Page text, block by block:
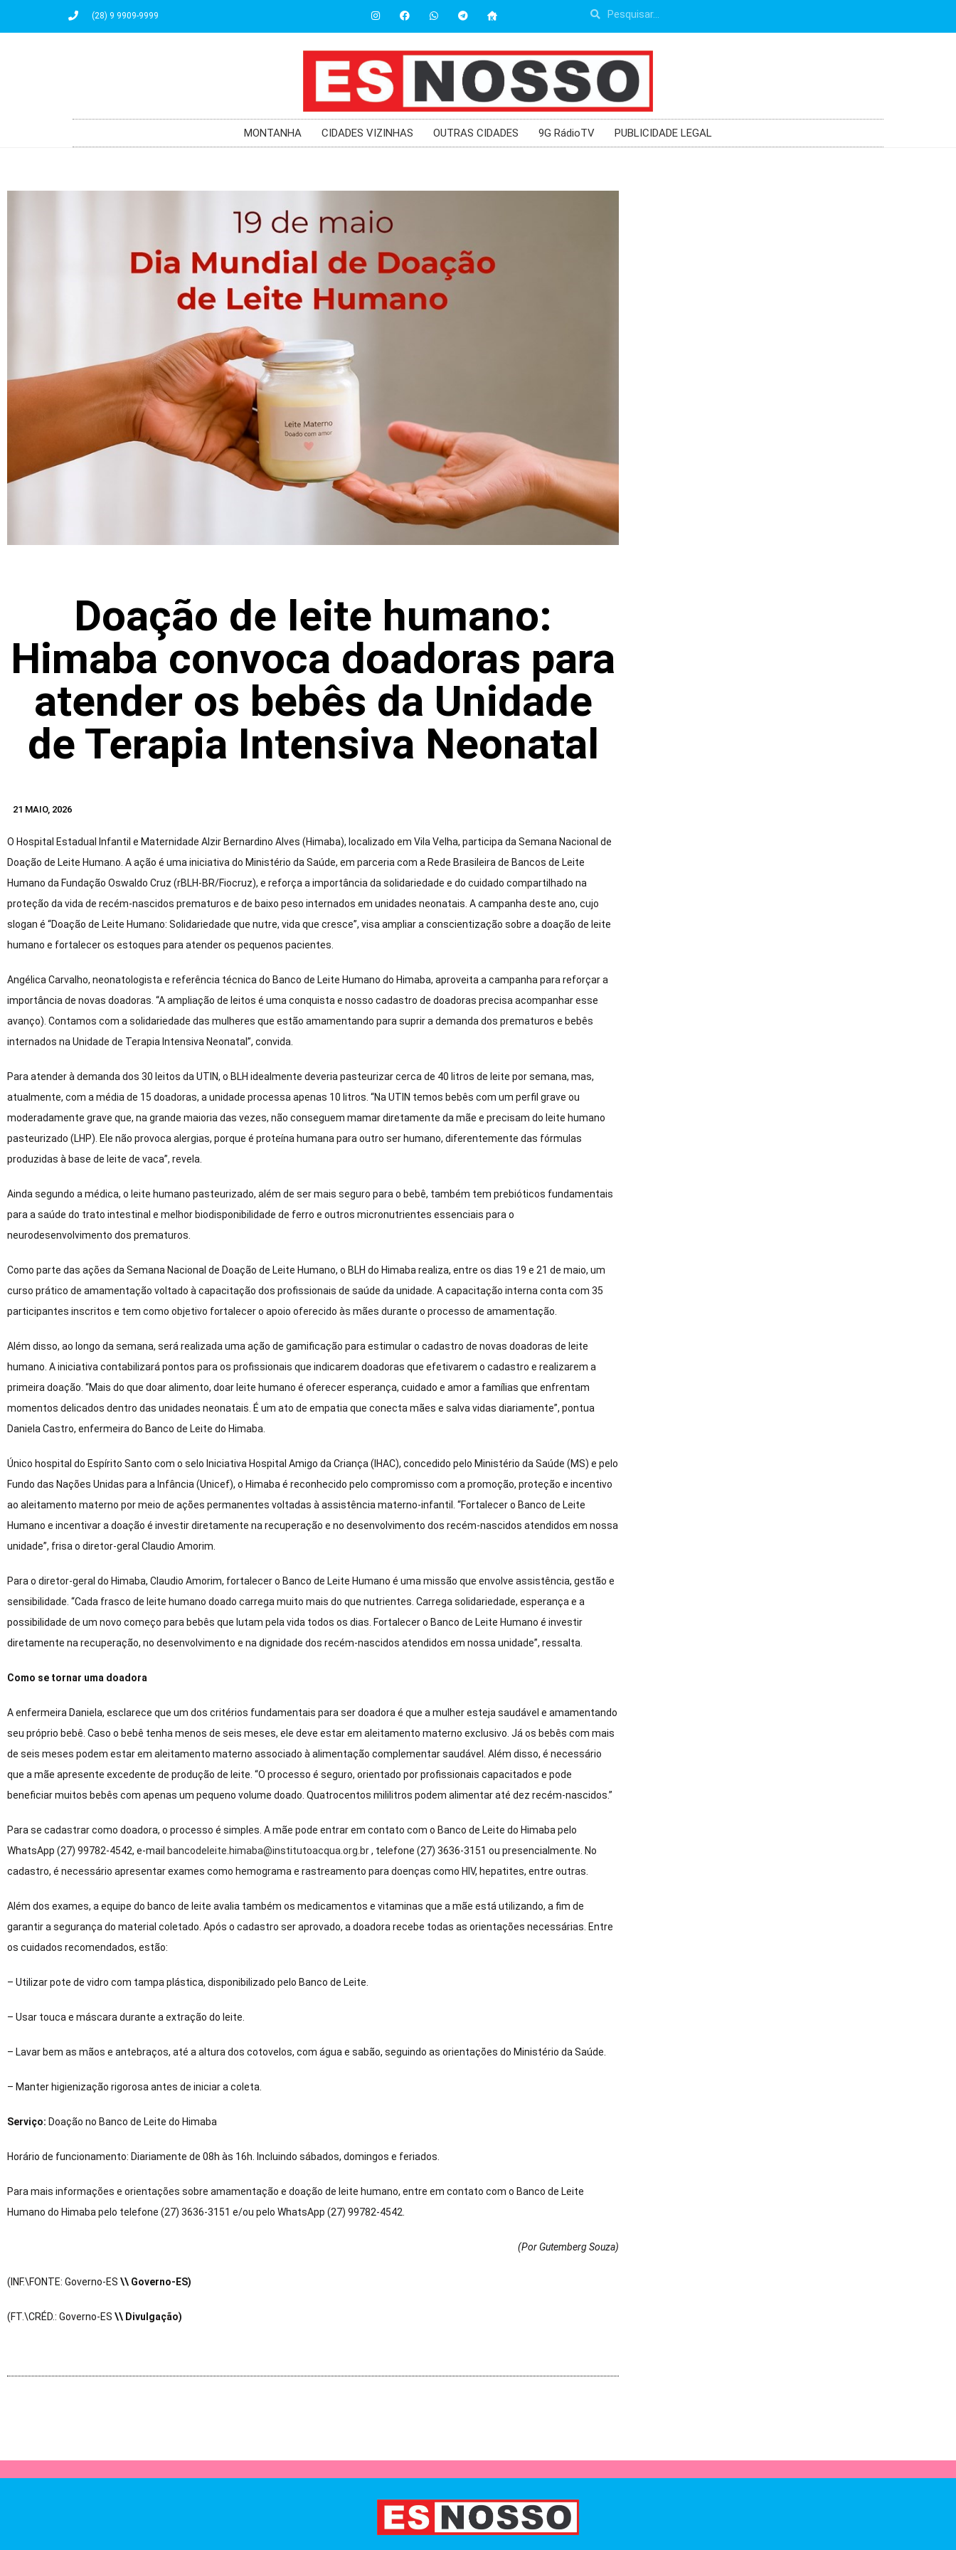
(28) 9 9909-9999
MONTANHA CIDADES VIZINHAS OUTRAS CIDADES 9G RádioTV PUBLICIDADE LEGAL
Doação de leite humano:
Himaba convoca doadoras para
atender os bebês da Unidade
de Terapia Intensiva Neonatal
21 MAIO, 2026
O Hospital Estadual Infantil e Maternidade Alzir Bernardino Alves (Himaba), localizado em Vila Velha, participa da Semana Nacional de
Doação de Leite Humano. A ação é uma iniciativa do Ministério da Saúde, em parceria com a Rede Brasileira de Bancos de Leite
Humano da Fundação Oswaldo Cruz (rBLH-BR/Fiocruz), e reforça a importância da solidariedade e do cuidado compartilhado na
proteção da vida de recém-nascidos prematuros e de baixo peso internados em unidades neonatais. A campanha deste ano, cujo
slogan é “Doação de Leite Humano: Solidariedade que nutre, vida que cresce”, visa ampliar a conscientização sobre a doação de leite
humano e fortalecer os estoques para atender os pequenos pacientes.
Angélica Carvalho, neonatologista e referência técnica do Banco de Leite Humano do Himaba, aproveita a campanha para reforçar a
importância de novas doadoras. “A ampliação de leitos é uma conquista e nosso cadastro de doadoras precisa acompanhar esse
avanço). Contamos com a solidariedade das mulheres que estão amamentando para suprir a demanda dos prematuros e bebês
internados na Unidade de Terapia Intensiva Neonatal”, convida.
Para atender à demanda dos 30 leitos da UTIN, o BLH idealmente deveria pasteurizar cerca de 40 litros de leite por semana, mas,
atualmente, com a média de 15 doadoras, a unidade processa apenas 10 litros. “Na UTIN temos bebês com um perfil grave ou
moderadamente grave que, na grande maioria das vezes, não conseguem mamar diretamente da mãe e precisam do leite humano
pasteurizado (LHP). Ele não provoca alergias, porque é proteína humana para outro ser humano, diferentemente das fórmulas
produzidas à base de leite de vaca”, revela.
Ainda segundo a médica, o leite humano pasteurizado, além de ser mais seguro para o bebê, também tem prebióticos fundamentais
para a saúde do trato intestinal e melhor biodisponibilidade de ferro e outros micronutrientes essenciais para o
neurodesenvolvimento dos prematuros.
Como parte das ações da Semana Nacional de Doação de Leite Humano, o BLH do Himaba realiza, entre os dias 19 e 21 de maio, um
curso prático de amamentação voltado à capacitação dos profissionais de saúde da unidade. A capacitação interna conta com 35
participantes inscritos e tem como objetivo fortalecer o apoio oferecido às mães durante o processo de amamentação.
Além disso, ao longo da semana, será realizada uma ação de gamificação para estimular o cadastro de novas doadoras de leite
humano. A iniciativa contabilizará pontos para os profissionais que indicarem doadoras que efetivarem o cadastro e realizarem a
primeira doação. “Mais do que doar alimento, doar leite humano é oferecer esperança, cuidado e amor a famílias que enfrentam
momentos delicados dentro das unidades neonatais. É um ato de empatia que conecta mães e salva vidas diariamente”, pontua
Daniela Castro, enfermeira do Banco de Leite do Himaba.
Único hospital do Espírito Santo com o selo Iniciativa Hospital Amigo da Criança (IHAC), concedido pelo Ministério da Saúde (MS) e pelo
Fundo das Nações Unidas para a Infância (Unicef), o Himaba é reconhecido pelo compromisso com a promoção, proteção e incentivo
ao aleitamento materno por meio de ações permanentes voltadas à assistência materno-infantil. “Fortalecer o Banco de Leite
Humano e incentivar a doação é investir diretamente na recuperação e no desenvolvimento dos recém-nascidos atendidos em nossa
unidade”, frisa o diretor-geral Claudio Amorim.
Para o diretor-geral do Himaba, Claudio Amorim, fortalecer o Banco de Leite Humano é uma missão que envolve assistência, gestão e
sensibilidade. “Cada frasco de leite humano doado carrega muito mais do que nutrientes. Carrega solidariedade, esperança e a
possibilidade de um novo começo para bebês que lutam pela vida todos os dias. Fortalecer o Banco de Leite Humano é investir
diretamente na recuperação, no desenvolvimento e na dignidade dos recém-nascidos atendidos em nossa unidade”, ressalta.
Como se tornar uma doadora
A enfermeira Daniela, esclarece que um dos critérios fundamentais para ser doadora é que a mulher esteja saudável e amamentando
seu próprio bebê. Caso o bebê tenha menos de seis meses, ele deve estar em aleitamento materno exclusivo. Já os bebês com mais
de seis meses podem estar em aleitamento materno associado à alimentação complementar saudável. Além disso, é necessário
que a mãe apresente excedente de produção de leite. “O processo é seguro, orientado por profissionais capacitados e pode
beneficiar muitos bebês com apenas um pequeno volume doado. Quatrocentos mililitros podem alimentar até dez recém-nascidos.”
Para se cadastrar como doadora, o processo é simples. A mãe pode entrar em contato com o Banco de Leite do Himaba pelo
WhatsApp (27) 99782-4542, e-mail bancodeleite.himaba@institutoacqua.org.br, telefone (27) 3636-3151 ou presencialmente. No
cadastro, é necessário apresentar exames como hemograma e rastreamento para doenças como HIV, hepatites, entre outras.
Além dos exames, a equipe do banco de leite avalia também os medicamentos e vitaminas que a mãe está utilizando, a fim de
garantir a segurança do material coletado. Após o cadastro ser aprovado, a doadora recebe todas as orientações necessárias. Entre
os cuidados recomendados, estão:
– Utilizar pote de vidro com tampa plástica, disponibilizado pelo Banco de Leite.
– Usar touca e máscara durante a extração do leite.
– Lavar bem as mãos e antebraços, até a altura dos cotovelos, com água e sabão, seguindo as orientações do Ministério da Saúde.
– Manter higienização rigorosa antes de iniciar a coleta.
Serviço: Doação no Banco de Leite do Himaba
Horário de funcionamento: Diariamente de 08h às 16h. Incluindo sábados, domingos e feriados.
Para mais informações e orientações sobre amamentação e doação de leite humano, entre em contato com o Banco de Leite
Humano do Himaba pelo telefone (27) 3636-3151 e/ou pelo WhatsApp (27) 99782-4542.
(Por Gutemberg Souza)
(INF.\FONTE: Governo-ES \\ Governo-ES)
(FT.\CRÉD.: Governo-ES \\ Divulgação)